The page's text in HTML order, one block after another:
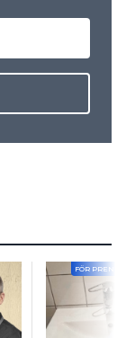
FÖR